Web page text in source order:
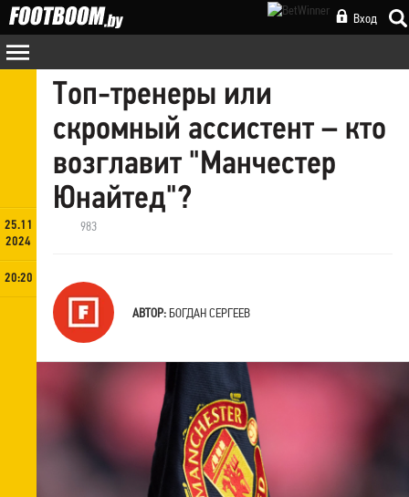
Вход
25.11
2024
20:20
Топ-тренеры или
скромный ассистент – кто
возглавит "Манчестер
Юнайтед"?
983
АВТОР:БОГДАН СЕРГЕЕВ